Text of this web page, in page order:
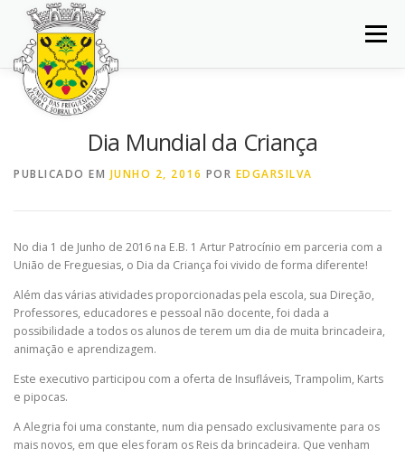
Saltar
conteúdo
Menu
INÍCIO JUNTA DE FREGUESIA
BALCÃO VIRTUAL NOTÍCIAS MAPA
Dia Mundial da Criança
PUBLICADO EM JUNHO 2, 2016 POR EDGARSILVA
No dia 1 de Junho de 2016 na E.B. 1 Artur Patrocínio em parceria com a
União de Freguesias, o Dia da Criança foi vivido de forma diferente!
Além das várias atividades proporcionadas pela escola, sua Direção,
Professores, educadores e pessoal não docente, foi dada a
possibilidade a todos os alunos de terem um dia de muita brincadeira,
animação e aprendizagem.
Este executivo participou com a oferta de Insufláveis, Trampolim, Karts
e pipocas.
A Alegria foi uma constante, num dia pensado exclusivamente para os
mais novos, em que eles foram os Reis da brincadeira. Que venham